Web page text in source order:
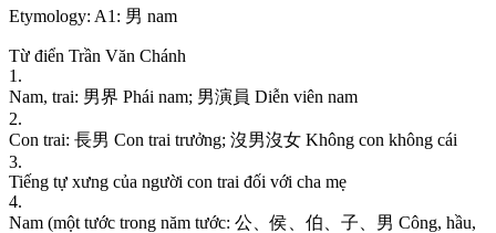
Etymology: A1: 男 nam
Từ điển Trần Văn Chánh
1 .
Nam, trai: 男界 Phái nam; 男演員 Diễn viên nam
2.
Con trai: 長男 Con trai trưởng; 沒男沒女 Không con không cái
3.
Tiếng tự xưng của người con trai đối với cha mẹ
4.
Nam (một tước trong năm tước: 公 、侯 伯 子 男 Công, hầu,